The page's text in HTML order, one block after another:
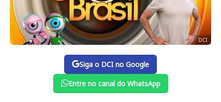
DCI
Siga o DCI no Google
Entre no canal do WhatsApp